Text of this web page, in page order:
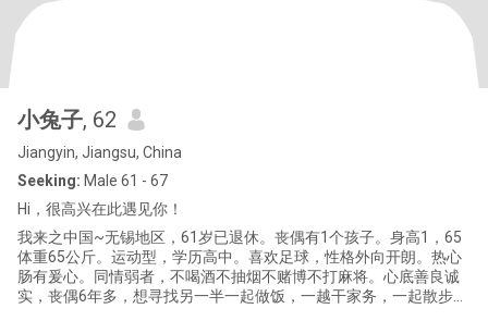
小兔子, 62
Jiangyin, Jiangsu, China
Seeking: Male 61 - 67
Hi，很高兴在此遇见你！
我来之中国~无锡地区，61岁已退休。丧偶有1个孩子。身高1，65
体重65公斤。运动型，学历高中。喜欢足球，性格外向开朗。热心
肠有爰心。同情弱者，不喝酒不抽烟不赌博不打麻将。心底善良诚
实，丧偶6年多，想寻找另一半一起做饭，一越干家务，一起散步，